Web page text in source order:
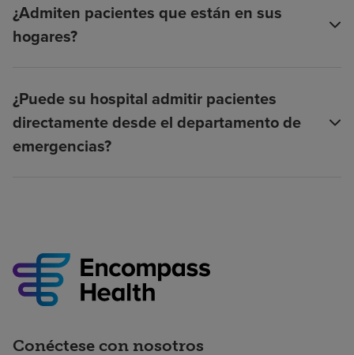
¿Admiten pacientes que están en sus
hogares?
¿Puede su hospital admitir pacientes
directamente desde el departamento de
emergencias?
Conéctese con nosotros